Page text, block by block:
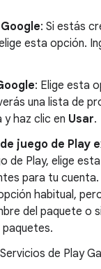
: Si estás
esta opción.
: Elige esta
una lista de
haz clic en Usar.
juego de Play
de Play, elige
para tu
habitual,
del paquete
de Play